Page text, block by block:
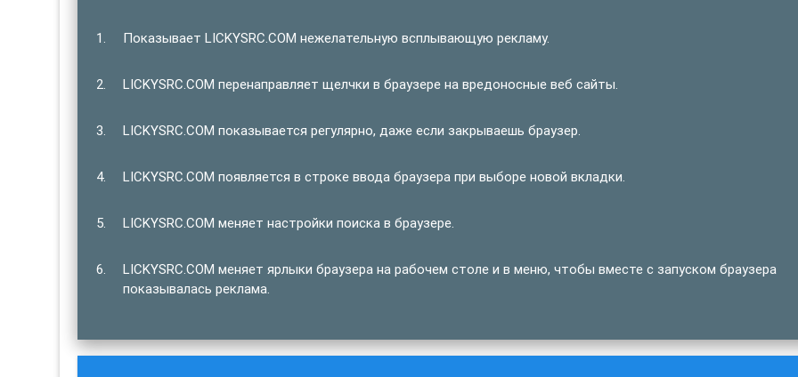
Показывает LICKYSRC.COM нежелательную всплывающую рекламу.
LICKYSRC.COM перенаправляет щелчки в браузере на вредоносные веб сайты.
LICKYSRC.COM показывается регулярно, даже если закрываешь браузер.
LICKYSRC.COM появляется в строке ввода браузера при выборе новой вкладки.
LICKYSRC.COM меняет настройки поиска в браузере.
LICKYSRC.COM меняет ярлыки браузера на рабочем столе и в меню, чтобы вместе с запуском браузера
показывалась реклама.